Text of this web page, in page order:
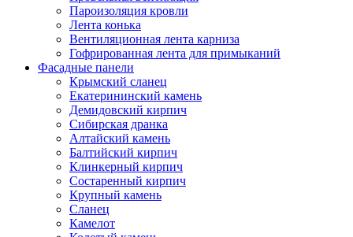
Пароизоляция кровли
Лента конька
Вентиляционная лента карниза
Гофрированная лента для примыканий
Фасадные панели
Крымский сланец
Екатерининский камень
Демидовский кирпич
Сибирская дранка
Алтайский камень
Балтийский кирпич
Клинкерный кирпич
Состаренный кирпич
Крупный камень
Сланец
Камелот